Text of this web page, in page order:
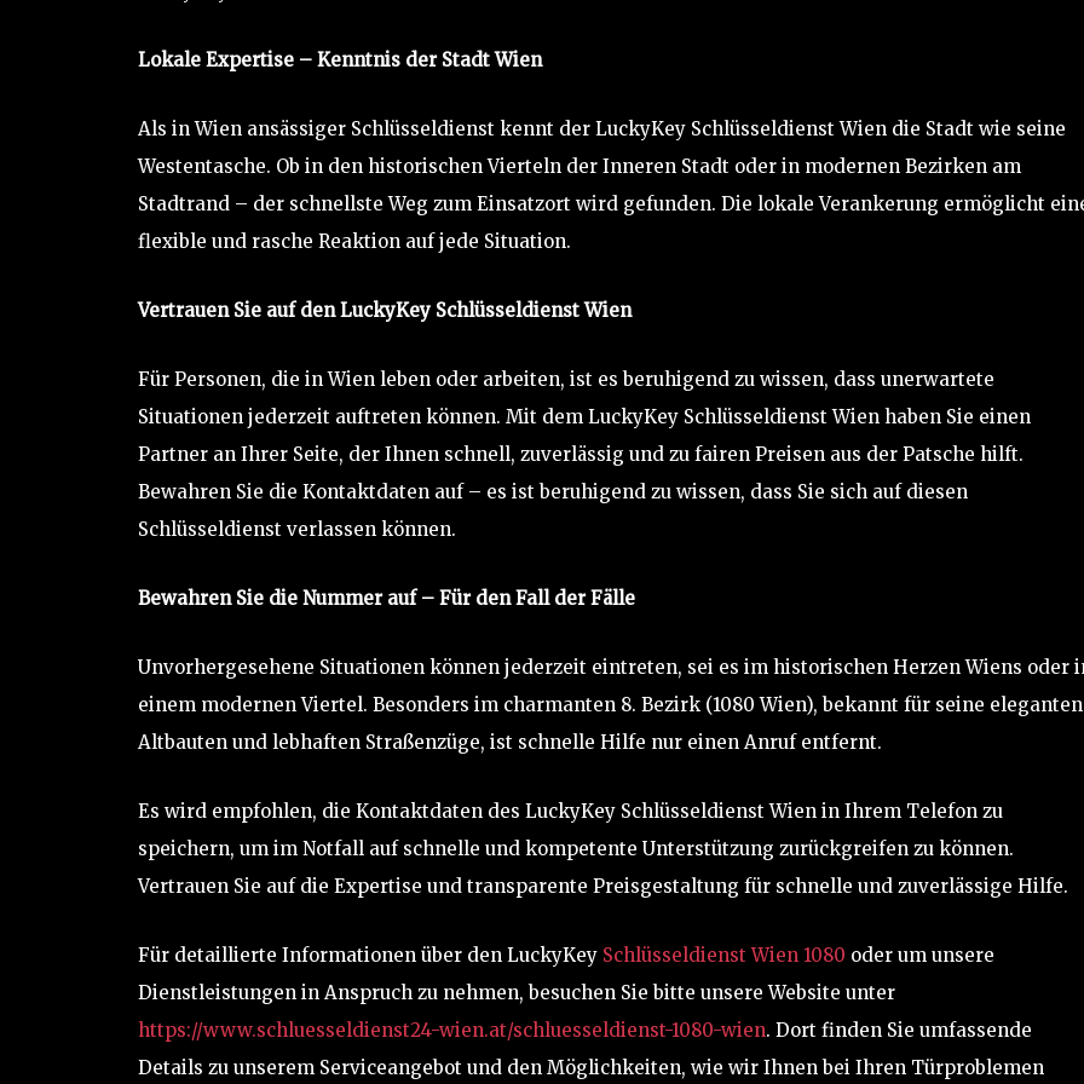
Lokale Expertise – Kenntnis der Stadt Wien
Als in Wien ansässiger Schlüsseldienst kennt der LuckyKey Schlüsseldienst Wien die Stadt wie seine
Westentasche. Ob in den historischen Vierteln der Inneren Stadt oder in modernen Bezirken am
Stadtrand – der schnellste Weg zum Einsatzort wird gefunden. Die lokale Verankerung ermöglicht
flexible und rasche Reaktion auf jede Situation.
Vertrauen Sie auf den LuckyKey Schlüsseldienst Wien
Für Personen, die in Wien leben oder arbeiten, ist es beruhigend zu wissen, dass unerwartete
Situationen jederzeit auftreten können. Mit dem LuckyKey Schlüsseldienst Wien haben Sie einen
Partner an Ihrer Seite, der Ihnen schnell, zuverlässig und zu fairen Preisen aus der Patsche hilft.
Bewahren Sie die Kontaktdaten auf – es ist beruhigend zu wissen, dass Sie sich auf diesen
Schlüsseldienst verlassen können.
Bewahren Sie die Nummer auf – Für den Fall der Fälle
Unvorhergesehene Situationen können jederzeit eintreten, sei es im historischen Herzen Wiens oder
einem modernen Viertel. Besonders im charmanten 8. Bezirk (1080 Wien), bekannt für seine eleganten
Altbauten und lebhaften Straßenzüge, ist schnelle Hilfe nur einen Anruf entfernt.
Es wird empfohlen, die Kontaktdaten des LuckyKey Schlüsseldienst Wien in Ihrem Telefon zu
speichern, um im Notfall auf schnelle und kompetente Unterstützung zurückgreifen zu können.
Vertrauen Sie auf die Expertise und transparente Preisgestaltung für schnelle und zuverlässige Hilfe.
Für detaillierte Informationen über den LuckyKey Schlüsseldienst Wien 1080 oder um unsere
Dienstleistungen in Anspruch zu nehmen, besuchen Sie bitte unsere Website unter
https://www.schluesseldienst24-wien.at/schluesseldienst-1080-wien. Dort finden Sie umfassende
Details zu unserem Serviceangebot und den Möglichkeiten, wie wir Ihnen bei Ihren Türproblemen